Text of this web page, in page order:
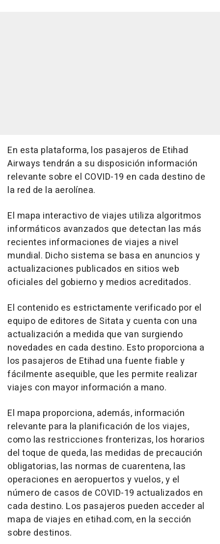
En esta plataforma, los pasajeros de Etihad
Airways tendrán a su disposición información
relevante sobre el COVID-19 en cada destino de
la red de la aerolínea.
El mapa interactivo de viajes utiliza algoritmos
informáticos avanzados que detectan las más
recientes informaciones de viajes a nivel
mundial. Dicho sistema se basa en anuncios y
actualizaciones publicados en sitios web
oficiales del gobierno y medios acreditados.
El contenido es estrictamente verificado por el
equipo de editores de Sitata y cuenta con una
actualización a medida que van surgiendo
novedades en cada destino. Esto proporciona a
los pasajeros de Etihad una fuente fiable y
fácilmente asequible, que les permite realizar
viajes con mayor información a mano.
El mapa proporciona, además, información
relevante para la planificación de los viajes,
como las restricciones fronterizas, los horarios
del toque de queda, las medidas de precaución
obligatorias, las normas de cuarentena, las
operaciones en aeropuertos y vuelos, y el
número de casos de COVID-19 actualizados en
cada destino. Los pasajeros pueden acceder al
mapa de viajes en etihad.com, en la sección
sobre destinos.